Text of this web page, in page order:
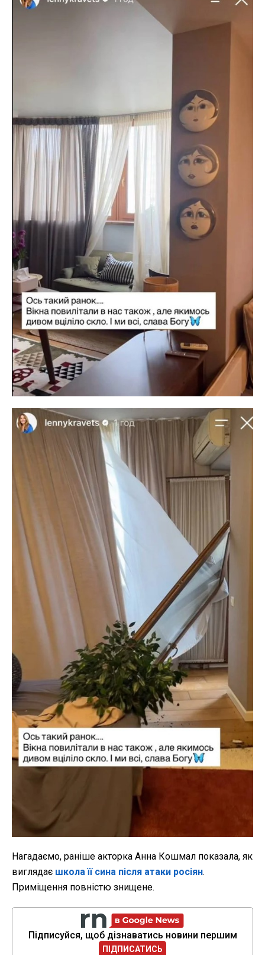
Нагадаємо, раніше акторка Анна Кошмал показала, як
виглядає школа її сина після атаки росіян.
Приміщення повністю знищене.
Підписуйся, щоб дізнаватись новини першим
ПІДПИСАТИСЬ